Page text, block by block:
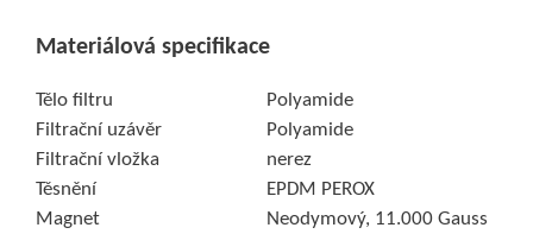
Materiálová specifikace
Tělo filtru
Polyamide
Filtrační uzávěr
Polyamide
Filtrační vložka
nerez
Těsnění
EPDM PEROX
Magnet
Neodymový, 11.000 Gauss